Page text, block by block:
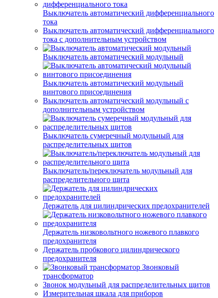
Выключатель автоматический дифференциального
тока
Выключатель автоматический дифференциального
тока с дополнительным устройством
Выключатель автоматический модульный
Выключатель автоматический модульный
винтового присоединения
Выключатель автоматический модульный с
дополнительным устройством
Выключатель сумеречный модульный для
распределительных щитов
Выключатель/переключатель модульный для
распределительного щита
Держатель для цилиндрических предохранителей
Держатель низковольтного ножевого плавкого
предохранителя
Держатель пробкового цилиндрического
предохранителя
Звонковый
трансформатор
Звонок модульный для распределительных щитов
Измерительная шкала для приборов